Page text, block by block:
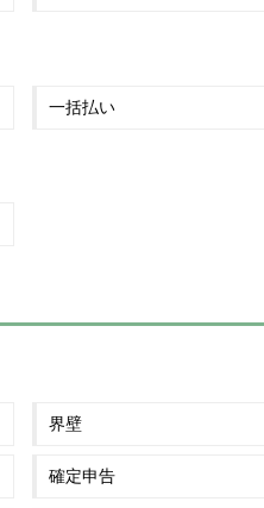
一括払い
界壁
確定申告